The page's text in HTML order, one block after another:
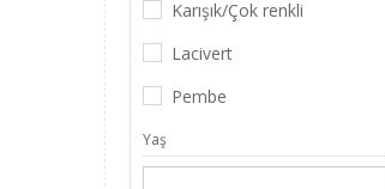
Mavi
Mürdüm
Karışık/Çok renkli
Lacivert
Pembe
Yaş